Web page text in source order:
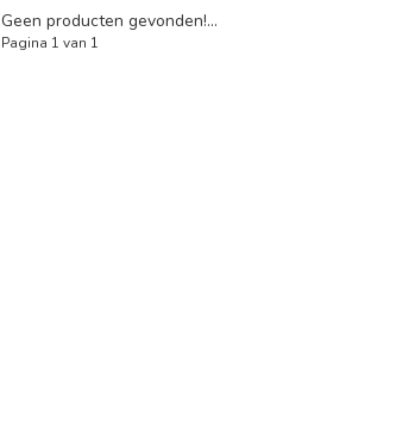
Geen producten gevonden!...
Pagina 1 van 1